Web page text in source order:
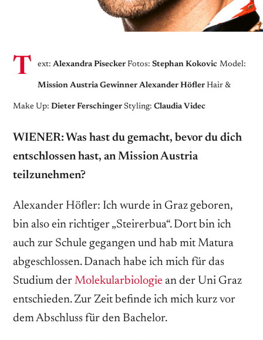
T ext: Alexandra Pisecker Fotos: Stephan Kokovic Model:
Mission Austria Gewinner Alexander Höfler Hair &
Make Up: Dieter Ferschinger Styling: Claudia Videc
WIENER: Was hast du gemacht, bevor du dich
entschlossen hast, an Mission Austria
teilzunehmen?
Alexander Höfler: Ich wurde in Graz geboren,
bin also ein richtiger „Steirerbua“. Dort bin ich
auch zur Schule gegangen und hab mit Matura
abgeschlossen. Danach habe ich mich für das
Studium der Molekularbiologie an der Uni Graz
entschieden. Zur Zeit befinde ich mich kurz vor
dem Abschluss für den Bachelor.